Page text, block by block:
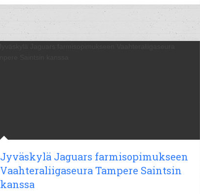
Jyväskylä Jaguars farmisopimukseen
Vaahteraliigaseura Tampere Saintsin
kanssa